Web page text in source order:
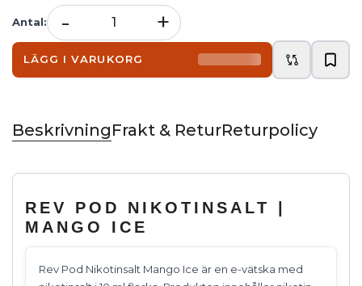
Antal: - +
LÄGG I VARUKORG
BeskrivningFrakt & ReturReturpolicy
REV POD NIKOTINSALT |
MANGO ICE
Rev Pod Nikotinsalt Mango Ice är en e-vätska med